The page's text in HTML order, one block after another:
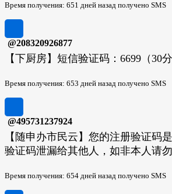
Время получения: 651 дней назад получено SMS
@208320926877
【下厨房】短信验证码：6699（30
Время получения: 653 дней назад получено SMS
@495731237924
【随申办市民云】您的注册验证码
验证码泄漏给其他人，如非本人请勿
Время получения: 654 дней назад получено SMS